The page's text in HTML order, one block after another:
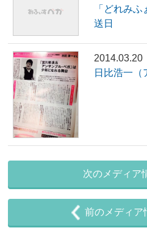
「どれみ
送日
2014.03.20
日比浩一（
次のメディア
前のメディア